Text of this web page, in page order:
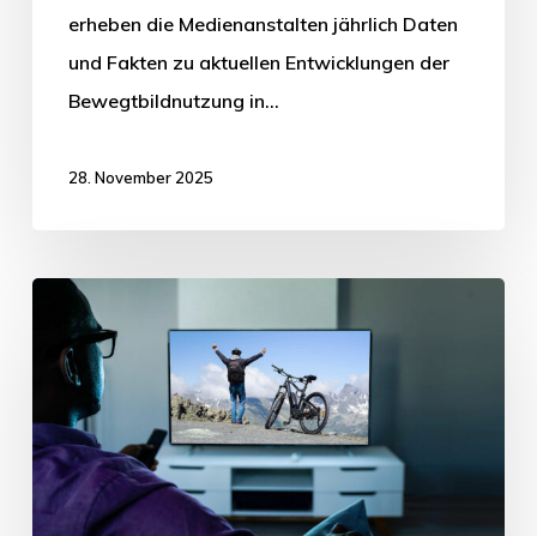
erheben die Medienanstalten jährlich Daten
und Fakten zu aktuellen Entwicklungen der
Bewegtbildnutzung in…
28. November 2025